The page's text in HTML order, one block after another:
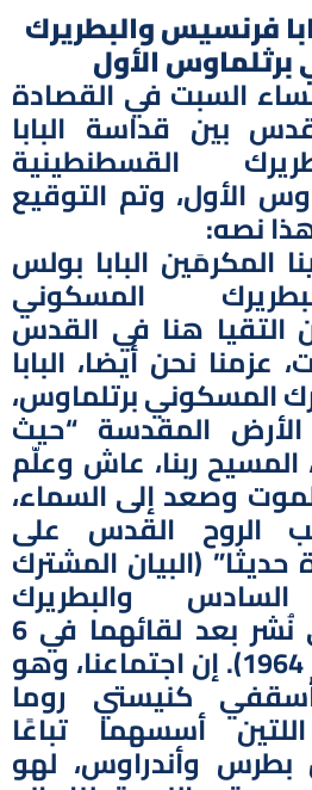
فرنسيس والبطريرك
الأول
السبت في القصادة
بين قداسة البابا
القسطنطينية
الأول، وتم التوقيع
نصه:
المكرمَين البابا بولس
المسكوني
التقيا هنا في القدس
نحن أيضا، البابا
المسكوني برتلماوس،
المقدسة “حيث
ربنا، عاش وعلّم
وصعد إلى السماء،
القدس على
(البيان المشترك
والبطريرك
أثيناغوراس، الذي نُشر بعد لقائهما في 6
كانون الثاني يناير 1964). إن اجتماعنا، وهو
كنيستي روما
أسسهما تباعًا
بطرس وأندراوس، لهو